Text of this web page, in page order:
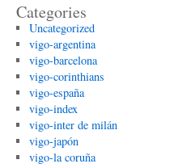
Categories
Uncategorized
vigo-argentina
vigo-barcelona
vigo-corinthians
vigo-españa
vigo-index
vigo-inter de milán
vigo-japón
vigo-la coruña